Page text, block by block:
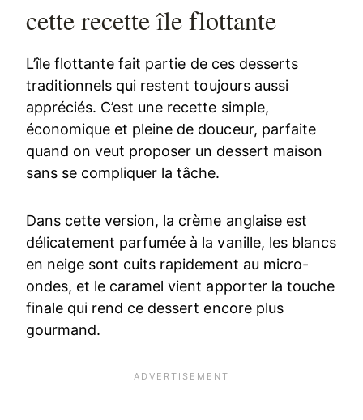
cette recette île flottante
L’île flottante fait partie de ces desserts
traditionnels qui restent toujours aussi
appréciés. C’est une recette simple,
économique et pleine de douceur, parfaite
quand on veut proposer un dessert maison
sans se compliquer la tâche.
Dans cette version, la crème anglaise est
délicatement parfumée à la vanille, les blancs
en neige sont cuits rapidement au micro-
ondes, et le caramel vient apporter la touche
finale qui rend ce dessert encore plus
gourmand.